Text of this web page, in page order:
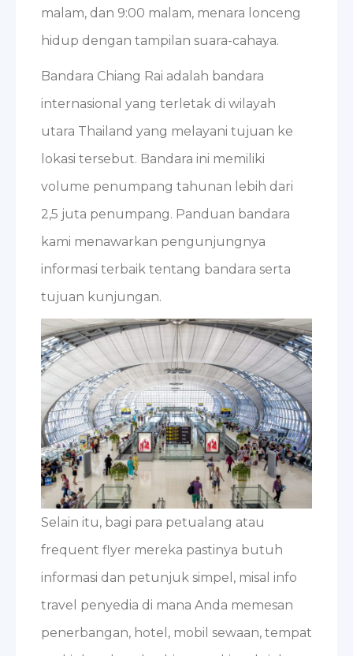
malam, dan 9:00 malam, menara lonceng
hidup dengan tampilan suara-cahaya.
Bandara Chiang Rai adalah bandara
internasional yang terletak di wilayah
utara Thailand yang melayani tujuan ke
lokasi tersebut. Bandara ini memiliki
volume penumpang tahunan lebih dari
2,5 juta penumpang. Panduan bandara
kami menawarkan pengunjungnya
informasi terbaik tentang bandara serta
tujuan kunjungan.
Selain itu, bagi para petualang atau
frequent flyer mereka pastinya butuh
informasi dan petunjuk simpel, misal info
travel penyedia di mana Anda memesan
penerbangan, hotel, mobil sewaan, tempat